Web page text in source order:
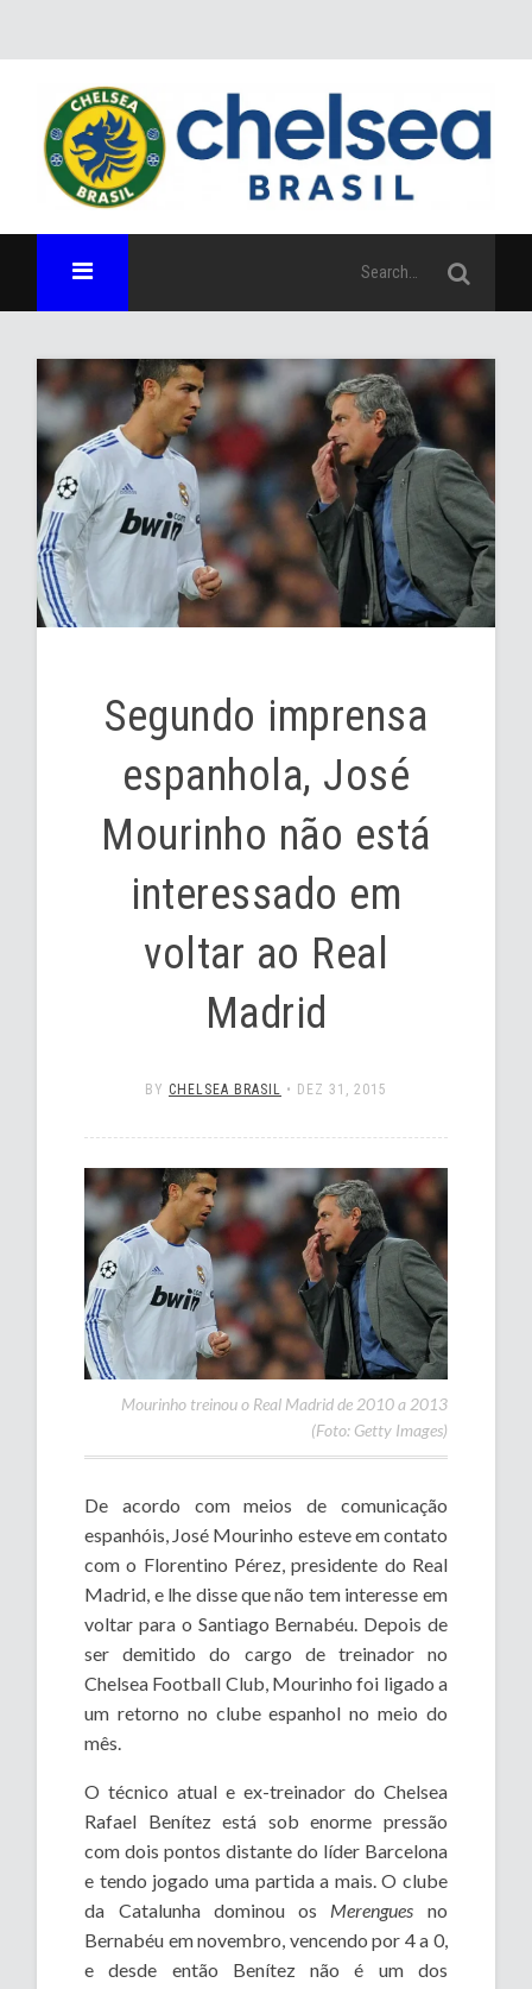
Segundo imprensa
espanhola, José
Mourinho não está
interessado em
voltar ao Real
Madrid
BY CHELSEA BRASIL • DEZ 31, 2015
Mourinho treinou o Real Madrid de 2010 a 2013
(Foto: Getty Images)
De acordo com meios de comunicação
espanhóis, José Mourinho esteve em contato
com o Florentino Pérez, presidente do Real
Madrid, e lhe disse que não tem interesse em
voltar para o Santiago Bernabéu. Depois de
ser demitido do cargo de treinador no
Chelsea Football Club, Mourinho foi ligado a
um retorno no clube espanhol no meio do
mês.
O técnico atual e ex-treinador do Chelsea
Rafael Benítez está sob enorme pressão
com dois pontos distante do líder Barcelona
e tendo jogado uma partida a mais. O clube
da Catalunha dominou os Merengues no
Bernabéu em novembro, vencendo por 4 a 0,
e desde então Benítez não é um dos